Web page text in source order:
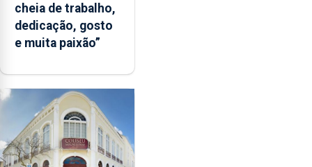
cheia de trabalho,
dedicação, gosto
e muita paixão”